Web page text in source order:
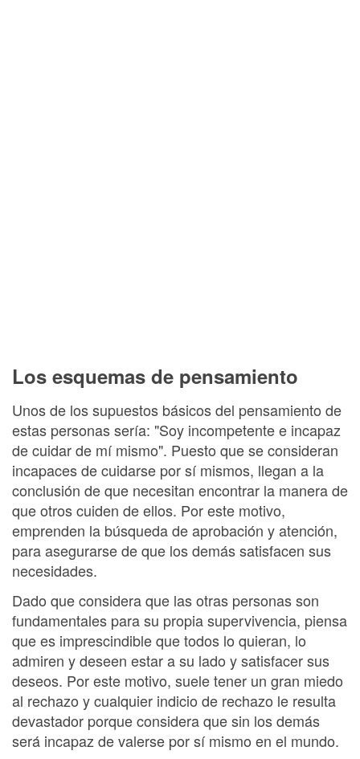
Los esquemas de pensamiento
Unos de los supuestos básicos del pensamiento de
estas personas sería: "Soy incompetente e incapaz
de cuidar de mí mismo". Puesto que se consideran
incapaces de cuidarse por sí mismos, llegan a la
conclusión de que necesitan encontrar la manera de
que otros cuiden de ellos. Por este motivo,
emprenden la búsqueda de aprobación y atención,
para asegurarse de que los demás satisfacen sus
necesidades.
Dado que considera que las otras personas son
fundamentales para su propia supervivencia, piensa
que es imprescindible que todos lo quieran, lo
admiren y deseen estar a su lado y satisfacer sus
deseos. Por este motivo, suele tener un gran miedo
al rechazo y cualquier indicio de rechazo le resulta
devastador porque considera que sin los demás
será incapaz de valerse por sí mismo en el mundo.